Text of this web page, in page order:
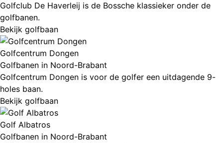
Golfclub De Haverleij is de Bossche klassieker onder de
golfbanen.
Bekijk golfbaan
Golfcentrum Dongen
Golfbanen in Noord-Brabant
Golfcentrum Dongen is voor de golfer een uitdagende 9-
holes baan.
Bekijk golfbaan
Golf Albatros
Golfbanen in Noord-Brabant